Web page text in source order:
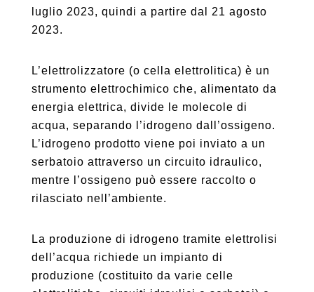
luglio 2023, quindi a partire dal 21 agosto
2023.
L’elettrolizzatore (o cella elettrolitica) è un
strumento elettrochimico che, alimentato da
energia elettrica, divide le molecole di
acqua, separando l’idrogeno dall’ossigeno.
L’idrogeno prodotto viene poi inviato a un
serbatoio attraverso un circuito idraulico,
mentre l’ossigeno può essere raccolto o
rilasciato nell’ambiente.
La produzione di idrogeno tramite elettrolisi
dell’acqua richiede un impianto di
produzione (costituito da varie celle